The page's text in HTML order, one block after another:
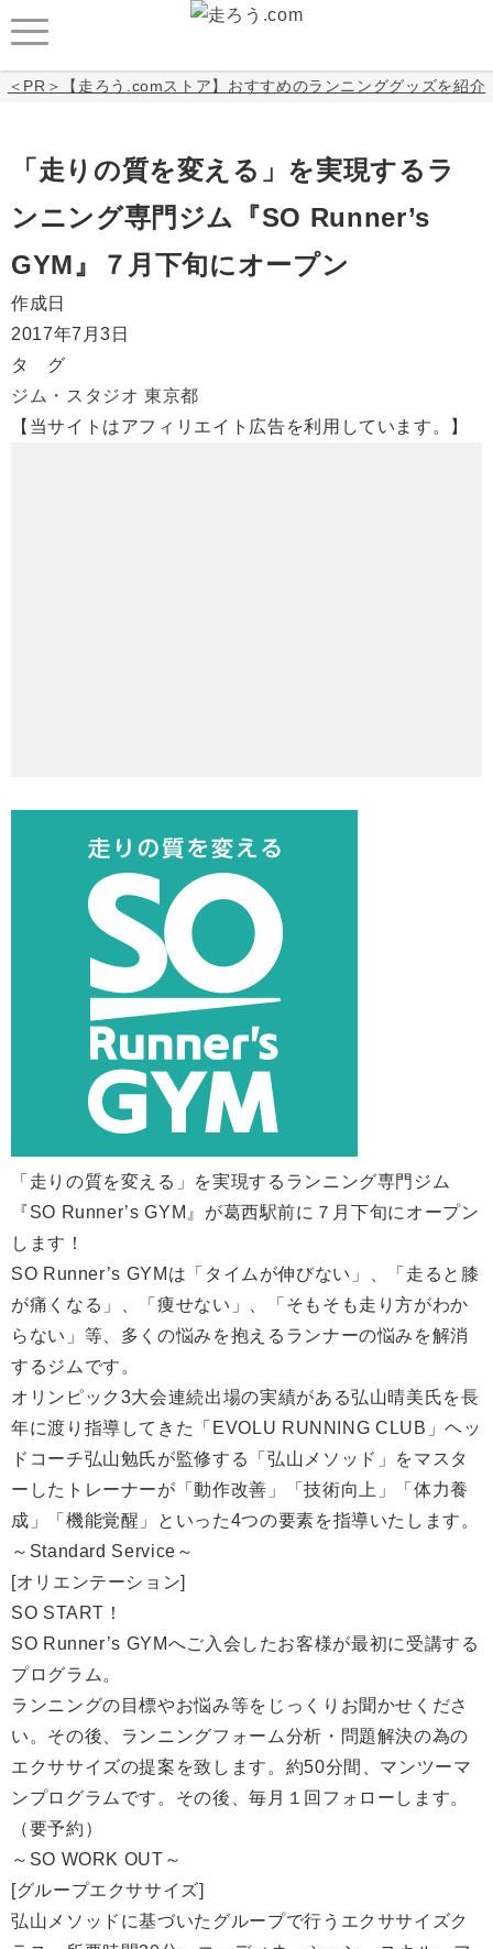
＜PR＞【走ろう.comストア】おすすめのランニンググッズを紹介
「走りの質を変える」を実現するラ
ンニング専門ジム『SO Runner’s
GYM』７月下旬にオープン
作成日
2017年7月3日
タ グ
ジム・スタジオ 東京都
【当サイトはアフィリエイト広告を利用しています。】
「走りの質を変える」を実現するランニング専門ジム
『SO Runner’s GYM』が葛西駅前に７月下旬にオープン
します！
SO Runner’s GYMは「タイムが伸びない」、「走ると膝
が痛くなる」、「痩せない」、「そもそも走り方がわか
らない」等、多くの悩みを抱えるランナーの悩みを解消
するジムです。
オリンピック3大会連続出場の実績がある弘山晴美氏を長
年に渡り指導してきた「EVOLU RUNNING CLUB」ヘッ
ドコーチ弘山勉氏が監修する「弘山メソッド」をマスタ
ーしたトレーナーが「動作改善」「技術向上」「体力養
成」「機能覚醒」といった4つの要素を指導いたします。
～Standard Service～
[オリエンテーション]
SO START！
SO Runner’s GYMへご入会したお客様が最初に受講する
プログラム。
ランニングの目標やお悩み等をじっくりお聞かせくださ
い。その後、ランニングフォーム分析・問題解決の為の
エクササイズの提案を致します。約50分間、マンツーマ
ンプログラムです。その後、毎月１回フォローします。
（要予約）
～SO WORK OUT～
[グループエクササイズ]
弘山メソッドに基づいたグループで行うエクササイズク